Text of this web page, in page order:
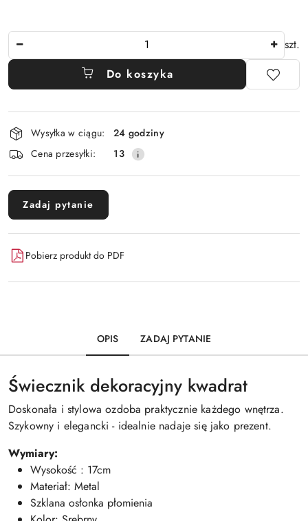
szt.
Do koszyka
Dostępność
i
dostawa
Wysyłka w ciągu:
24 godziny
Cena przesyłki:
13
Zadaj pytanie
Pobierz produkt do PDF
OPIS ZADAJ PYTANIE
Świecznik dekoracyjny kwadrat
Doskonała i stylowa ozdoba praktycznie każdego wnętrza.
Szykowny i elegancki - idealnie nadaje się jako prezent.
Wymiary:
Wysokość : 17cm
Materiał: Metal
Szklana osłonka płomienia